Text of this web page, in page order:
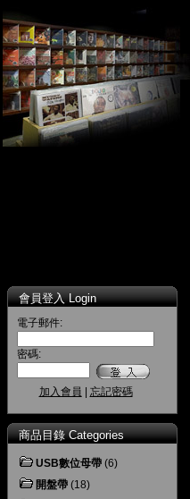
會員登入 Login
電子郵件:
密碼:
加入會員 忘記密碼
商品目錄 Categories
USB數位母帶 (6)
開盤帶 (18)